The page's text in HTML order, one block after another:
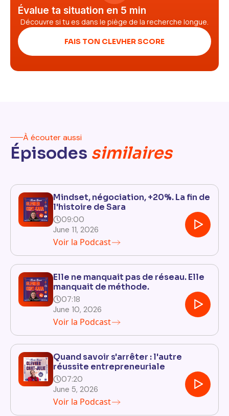
Évalue ta situation en 5 min
Découvre si tu es dans le piège de la recherche longue.
FAIS TON CLEVHER SCORE
À écouter aussi
Épisodes similaires
Mindset, négociation, +20%. La fin de
l'histoire de Sara
09:00
June 11, 2026
Voir la Podcast
Elle ne manquait pas de réseau. Elle
manquait de méthode.
07:18
June 10, 2026
Voir la Podcast
Quand savoir s'arrêter : l'autre
réussite entrepreneuriale
07:20
June 5, 2026
Voir la Podcast